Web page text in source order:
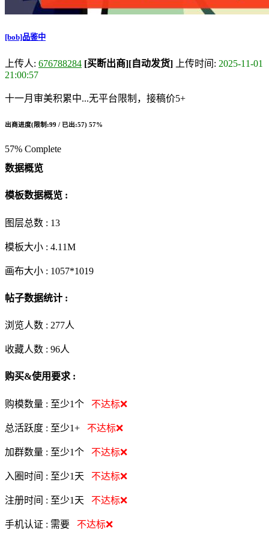
[bob]品鉴中
上传人: 676788284 [买断出商][自动发货] 上传时间: 2025-11-01
21:00:57
十一月审美积累中...无平台限制，接稿价5+
出商进度(限制:99 / 已出:57) 57%
57% Complete
数据概览
模板数据概览 :
图层总数 : 13
模板大小 : 4.11M
画布大小 : 1057*1019
帖子数据统计 :
浏览人数 : 277人
收藏人数 : 96人
购买&使用要求 :
购模数量 : 至少1个 不达标❌
总活跃度 : 至少1+ 不达标❌
加群数量 : 至少1个 不达标❌
入圈时间 : 至少1天 不达标❌
注册时间 : 至少1天 不达标❌
手机认证 : 需要 不达标❌